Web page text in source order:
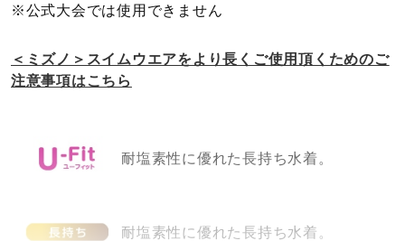
健康／エクササイズ
ジュニア／キッズ
※公式大会では使用できません
＜ミズノ＞スイムウエアをより長くご使用頂くためのご
注意事項はこちら
耐塩素性に優れた長持ち水着。
耐塩素性に優れた長持ち水着。